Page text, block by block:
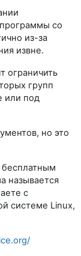
со
из-за
извне.
ограничить
групп
или под
но это
бесплатным
называется
с
системе Linux,